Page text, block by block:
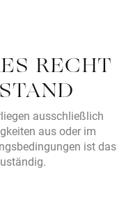
RECHT
ausschließlich
aus oder im
ist das